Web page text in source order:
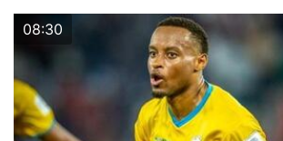
08:30